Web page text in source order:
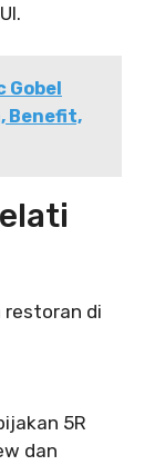
Gobel
Benefit,
restoran di
5R
dan